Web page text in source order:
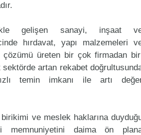
gelişen sanayi, inşaat
hırdavat, yapı malzemeleri
çözümü üreten bir çok firmadan
artan rekabet
temin imkanı ile artı
ve meslek haklarına
memnuniyetini daima ön